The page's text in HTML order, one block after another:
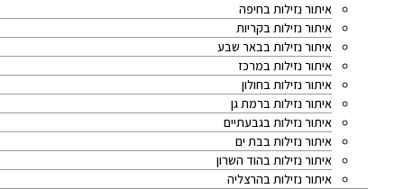
איתור נזילות בחיפה
איתור נזילות בקריות
איתור נזילות בבאר שבע
איתור נזילות במרכז
איתור נזילות בחולון
איתור נזילות ברמת גן
איתור נזילות בגבעתיים
איתור נזילות בבת ים
איתור נזילות בהוד השרון
איתור נזילות בהרצליה